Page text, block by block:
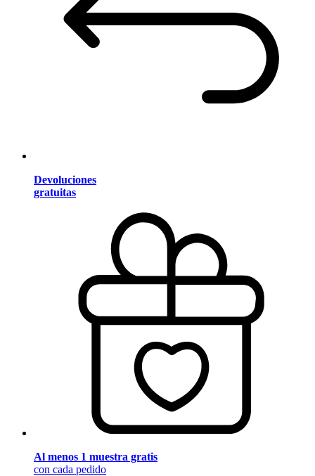
Devoluciones
gratuitas
Al menos 1 muestra gratis
con cada pedido